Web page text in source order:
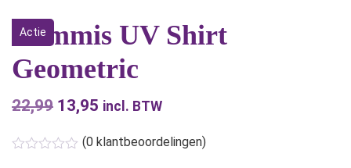
Actie
Bummis UV Shirt
Geometric
22,99 Oorspronkelijke
was:
13,95 Huidige
incl. BTW
(0 klantbeoordelingen)